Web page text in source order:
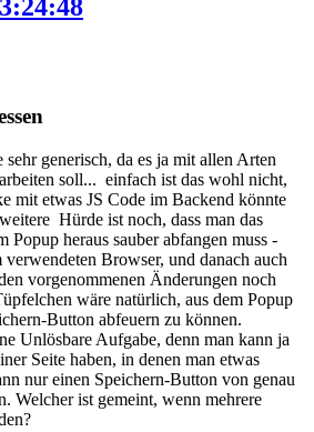
sehr generisch, da es ja mit allen Arten
soll... einfach ist das wohl nicht,
mit etwas JS Code im Backend könnte
Hürde ist noch, dass man das
Popup heraus sauber abfangen muss -
Browser, und danach auch
vorgenommenen Änderungen noch
wäre natürlich, aus dem Popup
Button abfeuern zu können.
Unlösbare Aufgabe, denn man kann ja
Seite haben, in denen man etwas
nur einen Speichern-Button von genau
Welcher ist gemeint, wenn mehrere